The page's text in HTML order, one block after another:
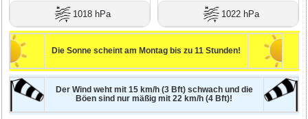
1018 hPa 1022 hPa
Die Sonne scheint am Montag bis zu 11 Stunden!
Der Wind weht mit 15 km/h (3 Bft) schwach und die
Böen sind nur mäßig mit 22 km/h (4 Bft)!